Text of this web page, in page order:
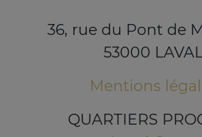
36, rue du Pont de
53000
Mentions
QUARTIERS